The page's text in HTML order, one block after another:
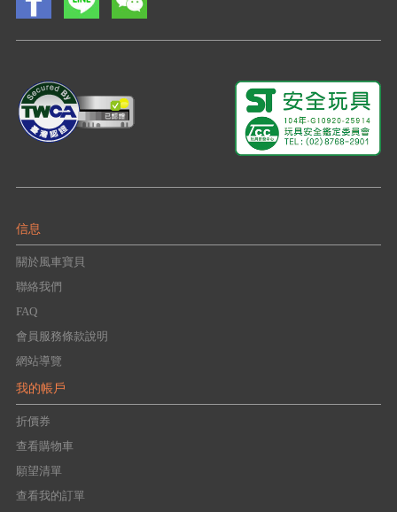
信息
關於風車寶貝
聯絡我們
FAQ
會員服務條款說明
網站導覽
我的帳戶
折價券
查看購物車
願望清單
查看我的訂單